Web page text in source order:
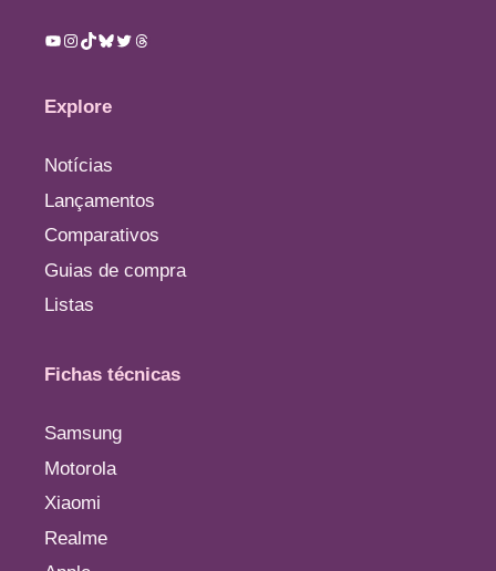
Youtube
Instagram
TikTok
Bluesky
TwitterThreads
Explore
Notícias
Lançamentos
Comparativos
Guias de compra
Listas
Fichas técnicas
Samsung
Motorola
Xiaomi
Realme